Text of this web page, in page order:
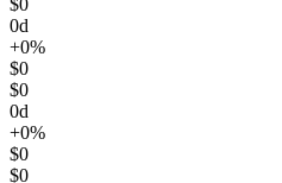
0d
+0%
$0
$0
0d
+0%
$0
$0